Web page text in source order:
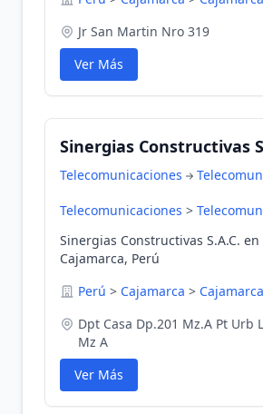
Jr San Martin Nro 319
Ver Más
Sinergias Constructivas
Telecomunicaciones
Telecomunicaciones >
Sinergias Constructivas S.A.C.
Cajamarca, Perú
Perú > Cajamarca > Cajamarca
Dpt Casa Dp.201 Mz.A Pt Urb
Mz A
Ver Más